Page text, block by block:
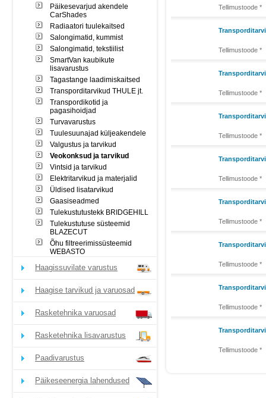
Päikesevarjud akendele
CarShades
Radiaatori tuulekaitsed
Salongimatid, kummist
Salongimatid, tekstiilist
SmartVan kaubikute
lisavarustus
Tagastange laadimiskaitsed
Transporditarvikud THULE jt.
Transpordikotid ja
pagasihoidjad
Turvavarustus
Tuulesuunajad küljeakendele
Valgustus ja tarvikud
Veokonksud ja tarvikud
Vintsid ja tarvikud
Elektritarvikud ja materjalid
Üldised lisatarvikud
Gaasiseadmed
Tulekustutustekk BRIDGEHILL
Tulekustutuse süsteemid
BLAZECUT
Õhu filtreerimissüsteemid
WEBASTO
Haagissuvilate varustus
Haagise tarvikud ja varuosad
Rasketehnika varuosad
Rasketehnika lisavarustus
Paadivarustus
Päikeseenergia lahendused
Tellimustoode *
Tellimustoode *
Tellimustoode *
Tellimustoode *
Tellimustoode *
Tellimustoode *
Tellimustoode *
Tellimustoode *
Tellimustoode *